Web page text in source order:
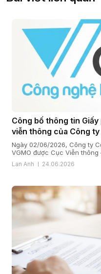
Công bố thông tin
viễn thông của Công
tuyến VGMO
Ngày 02/06/2026, Công ty
VGMO được Cục Viễn
Giấy phép kinh doanh dịch
hiện quy định tại khoản 6
Lan Anh 24.06.2026